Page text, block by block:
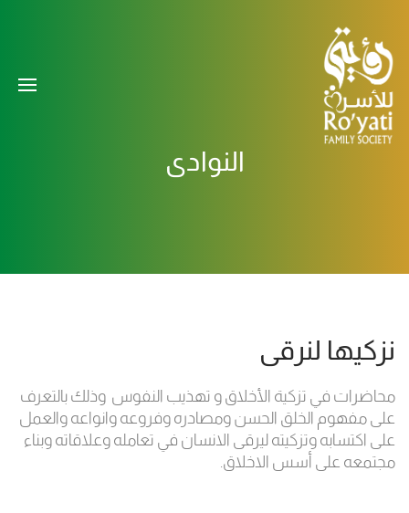
النوادي
نزكيها لنرقى
محاضرات في تزكية الأخلاق و تهذيب النفوس وذلك بالتعرف
على مفهوم الخلق الحسن ومصادره وفروعه وانواعه والعمل
على اكتسابه وتزكيته ليرقى الانسان في تعامله وعلاقاته وبناء
مجتمعه على أسس الاخلاق.